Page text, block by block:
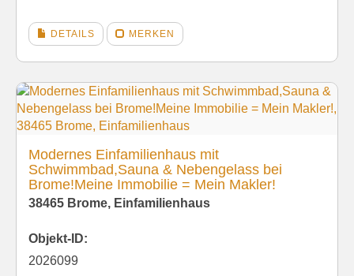
DETAILS MERKEN
Modernes Einfamilienhaus mit
Schwimmbad,Sauna & Nebengelass bei
Brome!Meine Immobilie = Mein Makler!
38465 Brome, Einfamilienhaus
Objekt-ID:
2026099